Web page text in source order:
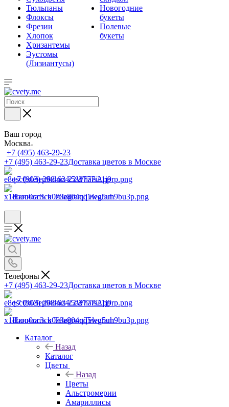
Тюльпаны
Флоксы
Фрезии
Хлопок
Хризантемы
Эустомы
(Лизиантусы)
Новогодние
букеты
Полевые
букеты
Ваш город
Москва
+7 (495) 463-29-23
+7 (495) 463-29-23Доставка цветов в Москве
+7 (903) 268-62-22WhatsApp
Написать в TelegramTelegram
Телефоны
+7 (495) 463-29-23Доставка цветов в Москве
+7 (903) 268-62-22WhatsApp
Написать в TelegramTelegram
Каталог
Назад
Каталог
Цветы
Назад
Цветы
Альстромерии
Амариллисы